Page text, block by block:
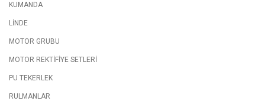
KUMANDA
LİNDE
MOTOR GRUBU
MOTOR REKTİFİYE SETLERİ
PU TEKERLEK
RULMANLAR